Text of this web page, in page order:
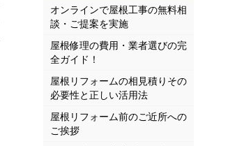
オンラインで屋根工事の無料相
談・ご提案を実施
屋根修理の費用・業者選びの完
全ガイド！
屋根リフォームの相見積りその
必要性と正しい活用法
屋根リフォーム前のご近所への
ご挨拶